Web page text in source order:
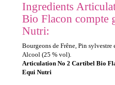
Ingredients
Bio Flacon compte
Nutri:
Bourgeons de Frêne, Pin
Alcool (25 % vol).
Articulation No 2 Cartibel Bio
Equi Nutri